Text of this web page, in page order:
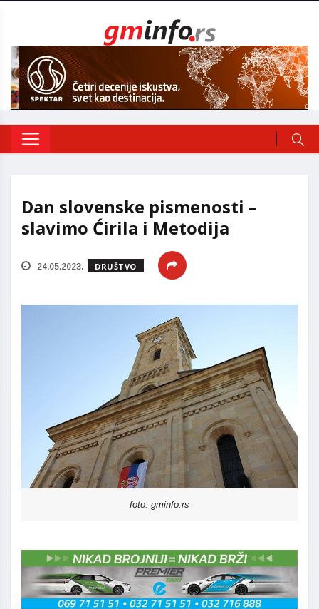
Dan slovenske pismenosti –
slavimo Ćirila i Metodija
24.05.2023. DRUŠTVO
foto: gminfo.rs